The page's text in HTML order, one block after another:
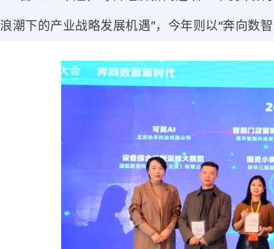
浪潮下的产业战略发展机遇”，今年则以“奔向数